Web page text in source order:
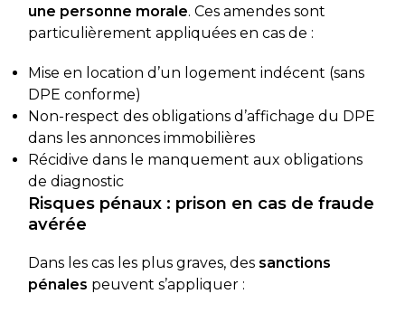
une personne morale. Ces amendes sont
particulièrement appliquées en cas de :
Mise en location d’un logement indécent (sans
DPE conforme)
Non-respect des obligations d’affichage du DPE
dans les annonces immobilières
Récidive dans le manquement aux obligations
de diagnostic
Risques pénaux : prison en cas de fraude
avérée
Dans les cas les plus graves, des sanctions
pénales peuvent s’appliquer :